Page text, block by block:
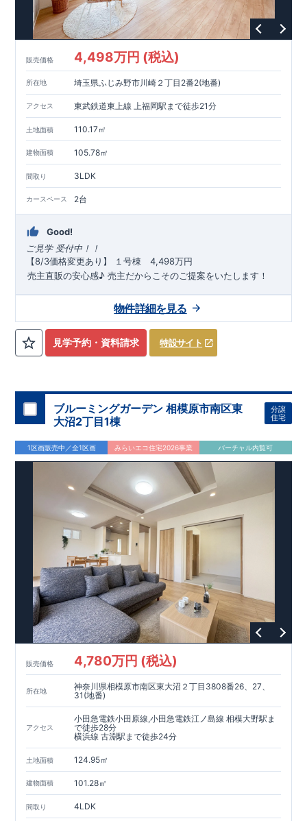
販売価格 4,498万円 (税込)
所在地 埼玉県ふじみ野市川崎２丁目2番2(地番)
アクセス 東武鉄道東上線 上福岡駅まで徒歩21分
土地面積 110.17㎡
建物面積 105.78㎡
間取り 3LDK
カースペース 2台
Good!
ご見学​ 受付中！！
【8/3価格変更あり】 ​１号棟 4,498万円​​
売主直販の安心感♪ 売主だからこそのご提案をいたします！
★長期優良住宅取得で税制面の優遇あり
★住宅性能表示(建設)
★BELS評価書取得
◇◆教育・買い物施設も徒歩圏にそろう◆◇
●完成しました● 閑静な住宅街に位置し、子育てファミリーに
はピッタリ! 平日休日ご内覧可能です! 川越営業所 TEL:049-
■学校 元福小学校・葦原中学校 ■幼稚園・保育園 香取第二幼
幼保連携型認定こども園星和幼稚園 ■お買い物施設
フ
ァミリーマート
・ヤオコー
■その他施
ン】 ・フルオープンキッチン!ダイニングルームを見渡せます
♪ ・お手入れ簡単で美しい人造大理石。 ・調味料やコップが
収納可能なスパイスニッチ 【収納の多いお家】
暮らしを実現 ・あると便利な床下収納 ・トイレには掃除用具
などの収納できる壁面収納
【17帖以上の広々リビング】
LDKにスタイリッシュな折り上げ天井を採用！ ・開放的な心地
の良いリビング
【様々な設備・仕様】 ・雨の日でも洗濯物を
干せる浴室乾燥機 ・食器洗い乾燥機完備! ・自動改札のように
快適な「カードキー」 ・将来一緒に住む家族が増えても1部屋
増やすことができるフレキシブルルーム♪
広がる青空と緑や花々に彩られた美しい街並み 家族との一体
感を感じられる住まいづくりを追求した家♪ こだわりの設備仕
様！周辺には利便施設が点在！
スマートフォンで見やすい特設サイトはこちら
https://www.e-blooming.com/bukken/06075023/
見学予約・資料請求 特設サイト
物件詳細を見る
ブルーミングガーデン 相模原市南区東
大沼2丁目1棟
分譲
住宅
1区画販売中／全1区画 みらいエコ住宅2026事業 バーチャル内覧可
販売価格 4,780万円 (税込)
所在地
神奈川県相模原市南区東大沼２丁目3808番26、27、
31(地番)
アクセス
小田急電鉄小田原線,小田急電鉄江ノ島線 相模大野駅ま
で徒歩28分
横浜線 古淵駅まで徒歩24分
土地面積 124.95㎡
建物面積 101.28㎡
間取り 4LDK